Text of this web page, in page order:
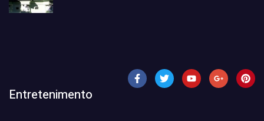
Entretenimento